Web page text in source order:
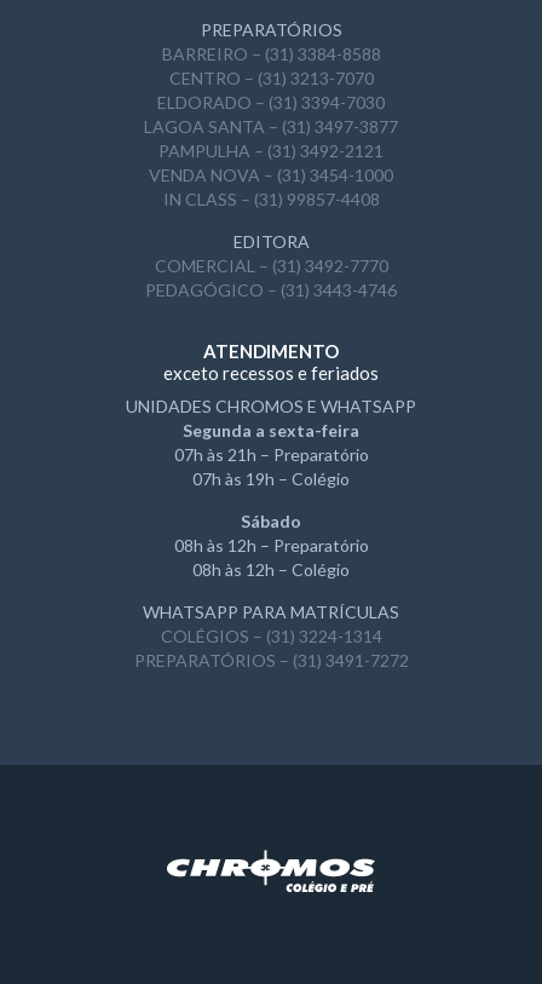
PREPARATÓRIOS
BARREIRO – (31) 3384-8588
CENTRO – (31) 3213-7070
ELDORADO – (31) 3394-7030
LAGOA SANTA – (31) 3497-3877
PAMPULHA – (31) 3492-2121
VENDA NOVA – (31) 3454-1000
IN CLASS – (31) 99857-4408
EDITORA
COMERCIAL – (31) 3492-7770
PEDAGÓGICO – (31) 3443-4746
ATENDIMENTO
exceto recessos e feriados
UNIDADES CHROMOS E WHATSAPP
Segunda a sexta-feira
07h às 21h – Preparatório
07h às 19h – Colégio
Sábado
08h às 12h – Preparatório
08h às 12h – Colégio
WHATSAPP PARA MATRÍCULAS
COLÉGIOS – (31) 3224-1314
PREPARATÓRIOS – (31) 3491-7272